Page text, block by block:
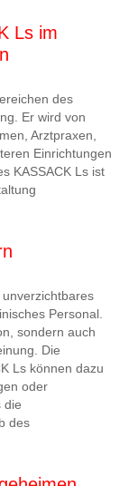
Ls im
des
Er wird von
Arztpraxen,
Einrichtungen
KASSACK Ls ist
Personal.
sondern auch
Die
Ls können dazu
oder
die
des